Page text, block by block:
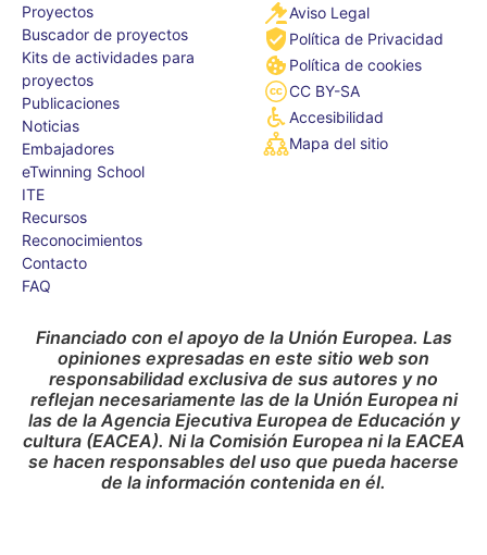
Proyectos
Buscador de proyectos
Kits de actividades para
proyectos
Publicaciones
Noticias
Embajadores
eTwinning School
ITE
Recursos
Reconocimientos
Contacto
FAQ
Aviso Legal
Política de Privacidad
Política de cookies
CC BY-SA
Accesibilidad
Mapa del sitio
Financiado con el apoyo de la Unión Europea. Las
opiniones expresadas en este sitio web son
responsabilidad exclusiva de sus autores y no
reflejan necesariamente las de la Unión Europea ni
las de la Agencia Ejecutiva Europea de Educación y
cultura (EACEA). Ni la Comisión Europea ni la EACEA
se hacen responsables del uso que pueda hacerse
de la información contenida en él.